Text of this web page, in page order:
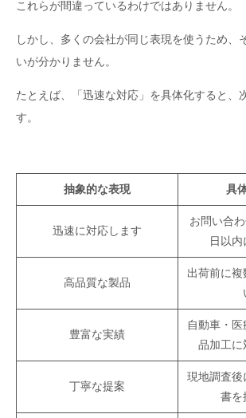
これらが間違っているわけではありません。
しかし、多くの会社が同じ表現を使うため、
いが分かりません。
たとえば、「迅速な対応」を具体化すると、
す。
抽象的な表現 具
迅速に対応します
お問い合
日以
高品質な製品
出荷前に
豊富な実績
自動車・
品加工に
丁寧な提案
現地調査後
書を